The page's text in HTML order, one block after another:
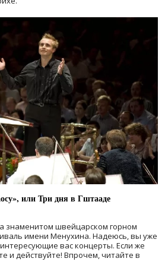
или Три дня в Гштааде
знаменитом швейцарском горном
имени Менухина. Надеюсь, вы уже
вас концерты. Если же
и действуйте! Впрочем, читайте в